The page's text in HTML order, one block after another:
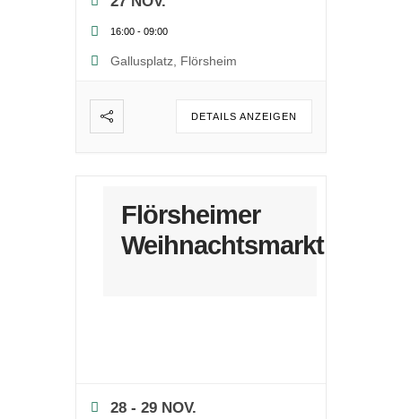
16:00 - 09:00
Gallusplatz, Flörsheim
DETAILS ANZEIGEN
Flörsheimer
Weihnachtsmarkt
28 - 29 NOV.